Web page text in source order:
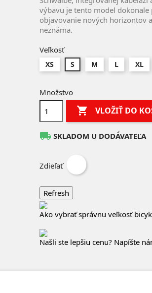
výbavu je tento model
objavovanie nových horizontov
neznáma.
Veľkosť
XS S M L XL
Množstvo
 VLOŽIŤ DO
local_shipping SKLADOM U DODÁVATEĽA
Zdieľať
Ako vybrať správnu veľkosť
Našli ste lepšiu cenu? Napíšte